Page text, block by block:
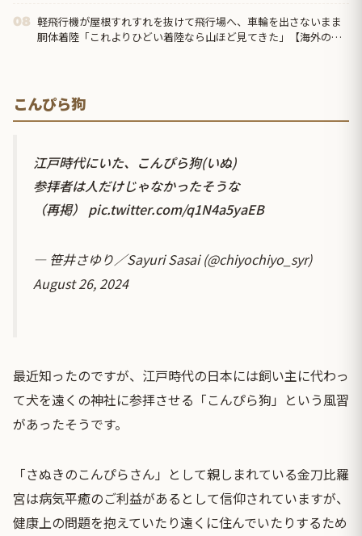
08 軽飛行機が屋根すれすれを抜けて飛行場へ、車輪を出さないまま
胴体着陸「これよりひどい着陸なら山ほど見てきた」【海外の反
こんぴら狗
江戸時代にいた、こんぴら狗(いぬ)
参拝者は人だけじゃなかったそうな
（再掲） pic.twitter.com/q1N4a5yaEB
— 笹井さゆり／Sayuri Sasai (@chiyochiyo_syr)
August 26, 2024
最近知ったのですが、江戸時代の日本には飼い主に代わっ
て犬を遠くの神社に参拝させる「こんぴら狗」という風習
があったそうです。
「さぬきのこんぴらさん」として親しまれている金刀比羅
宮は病気平癒のご利益があるとして信仰されていますが、
健康上の問題を抱えていたり遠くに住んでいたりするため